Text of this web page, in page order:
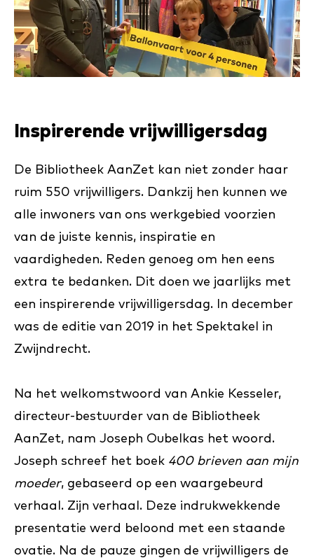
Inspirerende vrijwilligersdag
De Bibliotheek AanZet kan niet zonder haar
ruim 550 vrijwilligers. Dankzij hen kunnen we
alle inwoners van ons werkgebied voorzien
van de juiste kennis, inspiratie en
vaardigheden. Reden genoeg om hen eens
extra te bedanken. Dit doen we jaarlijks met
een inspirerende vrijwilligersdag. In december
was de editie van 2019 in het Spektakel in
Zwijndrecht.
Na het welkomstwoord van Ankie Kesseler,
directeur-bestuurder van de Bibliotheek
AanZet, nam Joseph Oubelkas het woord.
Joseph schreef het boek 400 brieven aan mijn
moeder, gebaseerd op een waargebeurd
verhaal. Zijn verhaal. Deze indrukwekkende
presentatie werd beloond met een staande
ovatie. Na de pauze gingen de vrijwilligers de